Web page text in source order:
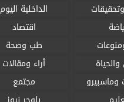
الداخلية اليوم
اقتصاد
طب وصحة
أراء ومقالات
وماسبيرو
مجتمع